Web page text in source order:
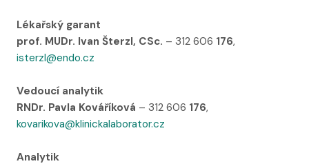
Lékařský garant
prof. MUDr. Ivan Šterzl, CSc. – 312 606 176,
isterzl@endo.cz
Vedoucí analytik
RNDr. Pavla Kováříková – 312 606 176,
kovarikova@klinickalaborator.cz
Analytik